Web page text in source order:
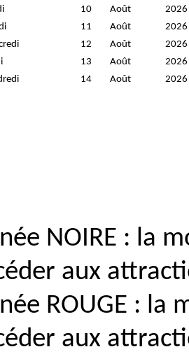
NOIRE : la
aux
ROUGE : la
aux